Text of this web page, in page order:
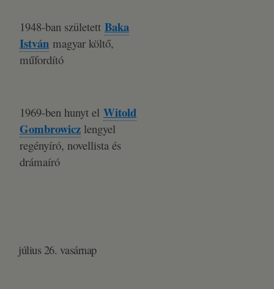
1948-ban született Baka
István magyar költő,
műfordító
1969-ben hunyt el Witold
Gombrowicz lengyel
regényíró, novellista és
drámaíró
július 26. vasárnap